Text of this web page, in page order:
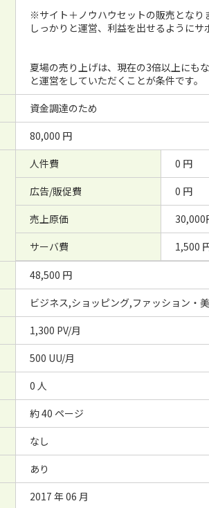
※サイト＋ノウハウセットの販売となり
しっかりと運営、利益を出せるように
夏場の売り上げは、現在の3倍以上にも
と運営をしていただくことが条件です。
資金調達のため
80,000 円
人件費
0 円
広告/販促費
0 円
売上原価
30,000
サーバ費
1,500
48,500 円
ビジネス,ショッピング,ファッション・
1,300 PV/月
500 UU/月
0 人
約 40 ページ
なし
あり
2017 年 06 月